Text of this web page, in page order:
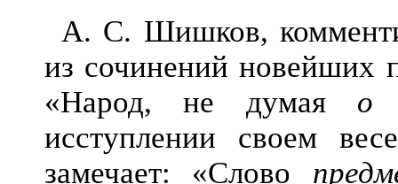
А. С. Шишков,
из сочинений новейших
«Народ, не думая о
исступлении своем
замечает: «Слово